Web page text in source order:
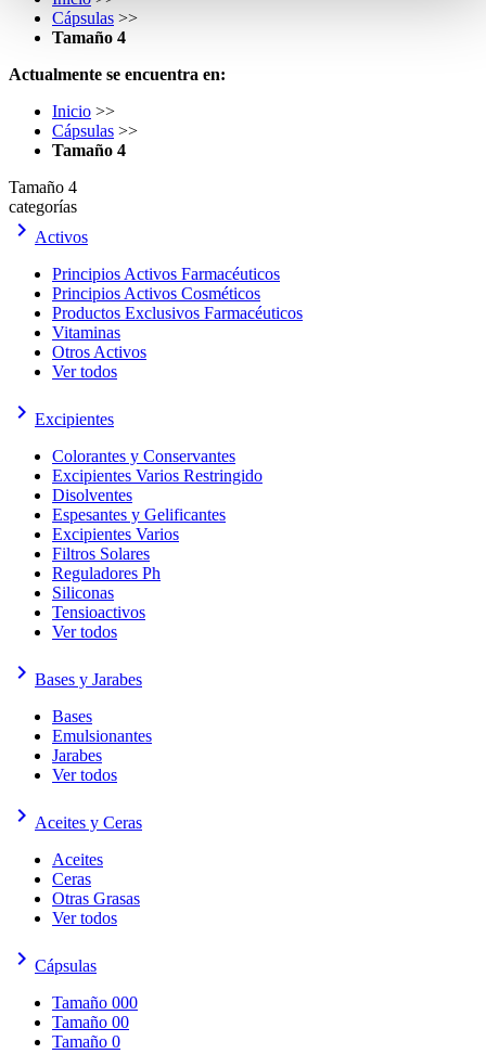
Cápsulas >>
Tamaño 4
Actualmente se encuentra en:
Inicio >>
Cápsulas >>
Tamaño 4
Tamaño 4
categorías
keyboard_arrow_right Activos
Principios Activos Farmacéuticos
Principios Activos Cosméticos
Productos Exclusivos Farmacéuticos
Vitaminas
Otros Activos
Ver todos
keyboard_arrow_right Excipientes
Colorantes y Conservantes
Excipientes Varios Restringido
Disolventes
Espesantes y Gelificantes
Excipientes Varios
Filtros Solares
Reguladores Ph
Siliconas
Tensioactivos
Ver todos
keyboard_arrow_right Bases y Jarabes
Bases
Emulsionantes
Jarabes
Ver todos
keyboard_arrow_right Aceites y Ceras
Aceites
Ceras
Otras Grasas
Ver todos
keyboard_arrow_right Cápsulas
Tamaño 000
Tamaño 00
Tamaño 0